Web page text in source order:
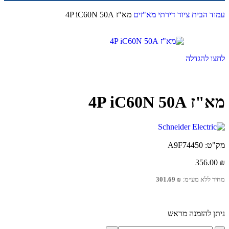
עמוד הבית ציוד דירתי מא"זים מא"ז 4P iC60N 50A
לחצו להגדלה
מא"ז 4P iC60N 50A
מק"ט: A9F74450
356.00 ₪
מחיר ללא מע״מ: 301.69 ₪
ניתן להזמנה מראש